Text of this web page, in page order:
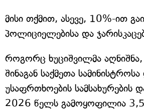
მისი თქმით, ასევე, 10%-ით
პოლიციელებისა და
როგორც ხუციშვილმა აღნიშნა,
შინაგან საქმეთა
უსაფრთხოების სამსახურების
2026 წელს გამოყოფილია